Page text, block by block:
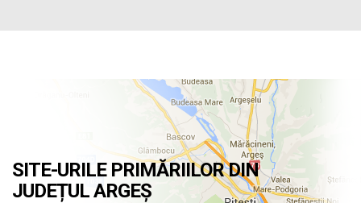
SITE-URILE PRIMĂRIILOR DIN
JUDEȚUL ARGEȘ